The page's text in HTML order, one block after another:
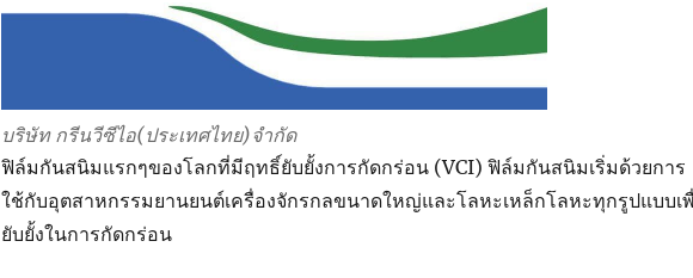
บริษัท กรีนวีซีไอ(ประเทศไทย)จำกัด
ฟิล์มกันสนิมแรกๆของโลกที่มีฤทธิ์ยับยั้งการกัดกร่อน (VCI) ฟิล์มกันสนิมเริ่มด้วยการ
ใช้กับอุตสาหกรรมยานยนต์เครื่องจักรกลขนาดใหญ่และโลหะเหล็กโลหะทุกรูปแบบเ
ยับยั้งในการกัดกร่อน